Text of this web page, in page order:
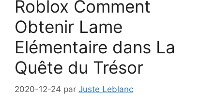
Roblox Comment
Obtenir Lame
Elémentaire dans La
Quête du Trésor
2020-12-24 par Juste Leblanc